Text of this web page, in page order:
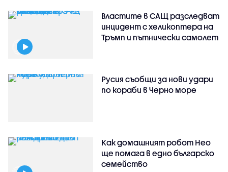
Властите в САЩ разследват
инцидент с хеликоптера на
Тръмп и пътнически самолет
Русия съобщи за нови удари
по кораби в Черно море
Как домашният робот Нео
ще помага в едно българско
семейство